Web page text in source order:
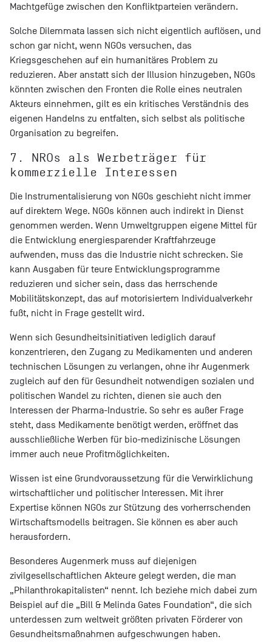
Machtgefüge zwischen den Konfliktparteien verändern.
Solche Dilemmata lassen sich nicht eigentlich auflösen, und
schon gar nicht, wenn NGOs versuchen, das
Kriegsgeschehen auf ein humanitäres Problem zu
reduzieren. Aber anstatt sich der Illusion hinzugeben, NGOs
könnten zwischen den Fronten die Rolle eines neutralen
Akteurs einnehmen, gilt es ein kritisches Verständnis des
eigenen Handelns zu entfalten, sich selbst als politische
Organisation zu begreifen.
7. NROs als Werbeträger für
kommerzielle Interessen
Die Instrumentalisierung von NGOs geschieht nicht immer
auf direktem Wege. NGOs können auch indirekt in Dienst
genommen werden. Wenn Umweltgruppen eigene Mittel für
die Entwicklung energiesparender Kraftfahrzeuge
aufwenden, muss das die Industrie nicht schrecken. Sie
kann Ausgaben für teure Entwicklungsprogramme
reduzieren und sicher sein, dass das herrschende
Mobilitätskonzept, das auf motorisiertem Individualverkehr
fußt, nicht in Frage gestellt wird.
Wenn sich Gesundheitsinitiativen lediglich darauf
konzentrieren, den Zugang zu Medikamenten und anderen
technischen Lösungen zu verlangen, ohne ihr Augenmerk
zugleich auf den für Gesundheit notwendigen sozialen und
politischen Wandel zu richten, dienen sie auch den
Interessen der Pharma-Industrie. So sehr es außer Frage
steht, dass Medikamente benötigt werden, eröffnet das
ausschließliche Werben für bio-medizinische Lösungen
immer auch neue Profitmöglichkeiten.
Wissen ist eine Grundvoraussetzung für die Verwirklichung
wirtschaftlicher und politischer Interessen. Mit ihrer
Expertise können NGOs zur Stützung des vorherrschenden
Wirtschaftsmodells beitragen. Sie können es aber auch
herausfordern.
Besonderes Augenmerk muss auf diejenigen
zivilgesellschaftlichen Akteure gelegt werden, die man
„Philanthrokapitalisten“ nennt. Ich beziehe mich dabei zum
Beispiel auf die „Bill & Melinda Gates Foundation“, die sich
unterdessen zum weltweit größten privaten Förderer von
Gesundheitsmaßnahmen aufgeschwungen haben.